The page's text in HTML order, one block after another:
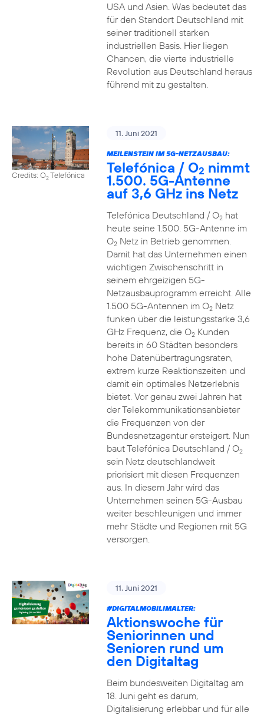
USA und Asien. Was bedeutet das
für den Standort Deutschland mit
seiner traditionell starken
industriellen Basis. Hier liegen
Chancen, die vierte industrielle
Revolution aus Deutschland heraus
führend mit zu gestalten.
Credits: O2Telefónica
11. Juni 2021
MEILENSTEIN IM 5G-NETZAUSBAU:
Telefónica / O2 nimmt
1.500. 5G-Antenne
auf 3,6 GHz ins Netz
Telefónica Deutschland / O2hat
heute seine 1.500. 5G-Antenne im
O2Netz in Betrieb genommen.
Damit hat das Unternehmen einen
wichtigen Zwischenschritt in
seinem ehrgeizigen 5G-
Netzausbauprogramm erreicht. Alle
1.500 5G-Antennen im O2Netz
funken über die leistungsstarke 3,6
GHz Frequenz, die O2Kunden
bereits in 60 Städten besonders
hohe Datenübertragungsraten,
extrem kurze Reaktionszeiten und
damit ein optimales Netzerlebnis
bietet. Vor genau zwei Jahren hat
der Telekommunikationsanbieter
die Frequenzen von der
Bundesnetzagentur ersteigert. Nun
baut Telefónica Deutschland / O2
sein Netz deutschlandweit
priorisiert mit diesen Frequenzen
aus. In diesem Jahr wird das
Unternehmen seinen 5G-Ausbau
weiter beschleunigen und immer
mehr Städte und Regionen mit 5G
versorgen.
11. Juni 2021
#DIGITALMOBILIMALTER:
Aktionswoche für
Seniorinnen und
Senioren rund um
den Digitaltag
Beim bundesweiten Digitaltag am
18. Juni geht es darum,
Digitalisierung erlebbar und für alle